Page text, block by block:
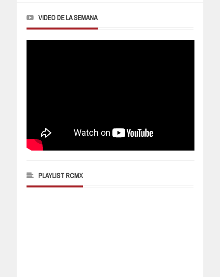
VIDEO DE LA SEMANA
PLAYLIST RCMX